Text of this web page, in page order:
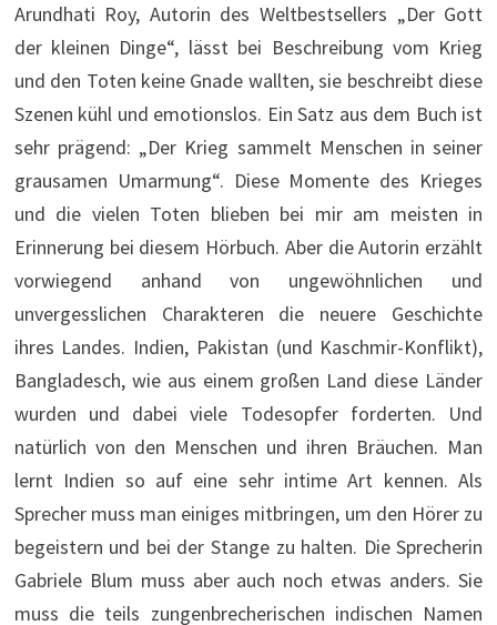
Arundhati Roy, Autorin des Weltbestsellers „Der Gott
der kleinen Dinge“, lässt bei Beschreibung vom Krieg
und den Toten keine Gnade wallten, sie beschreibt diese
Szenen kühl und emotionslos. Ein Satz aus dem Buch ist
sehr prägend: „Der Krieg sammelt Menschen in seiner
grausamen Umarmung“. Diese Momente des Krieges
und die vielen Toten blieben bei mir am meisten in
Erinnerung bei diesem Hörbuch. Aber die Autorin erzählt
vorwiegend anhand von ungewöhnlichen und
unvergesslichen Charakteren die neuere Geschichte
ihres Landes. Indien, Pakistan (und Kaschmir-Konflikt),
Bangladesch, wie aus einem großen Land diese Länder
wurden und dabei viele Todesopfer forderten. Und
natürlich von den Menschen und ihren Bräuchen. Man
lernt Indien so auf eine sehr intime Art kennen. Als
Sprecher muss man einiges mitbringen, um den Hörer zu
begeistern und bei der Stange zu halten. Die Sprecherin
Gabriele Blum muss aber auch noch etwas anders. Sie
muss die teils zungenbrecherischen indischen Namen